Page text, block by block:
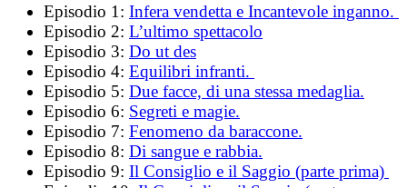
Episodio 1: Infera vendetta e Incantevole inganno.
Episodio 2: L’ultimo spettacolo
Episodio 3: Do ut des
Episodio 4: Equilibri infranti.
Episodio 5: Due facce, di una stessa medaglia.
Episodio 6: Segreti e magie.
Episodio 7: Fenomeno da baraccone.
Episodio 8: Di sangue e rabbia.
Episodio 9: Il Consiglio e il Saggio (parte prima)